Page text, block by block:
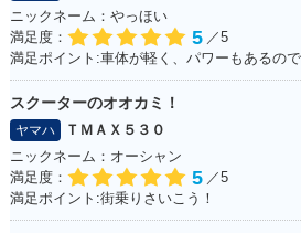
ニックネーム：やっほい
満足度：
5 ／5
スクーターのオオカミ！
ヤマハ
ＴＭＡＸ５３０
ニックネーム：オーシャン
満足度：
5 ／5
満足ポイント:街乗りさいこう！